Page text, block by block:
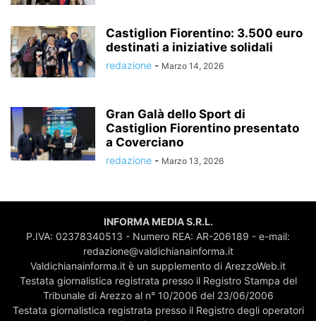
Castiglion Fiorentino: 3.500 euro
destinati a iniziative solidali
redazione - Marzo 14, 2026
Gran Galà dello Sport di
Castiglion Fiorentino presentato
a Coverciano
redazione - Marzo 13, 2026
INFORMA MEDIA S.R.L.
P.IVA: 02378340513 - Numero REA: AR-206189 - e-mail:
redazione@valdichianainforma.it
Valdichianainforma.it è un supplemento di ArezzoWeb.it
Testata giornalistica registrata presso il Registro Stampa del
Tribunale di Arezzo al n° 10/2006 del 23/06/2006
Testata giornalistica registrata presso il Registro degli operatori